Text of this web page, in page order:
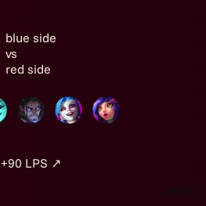
blue side
vs
red side
+90 LPS ↗